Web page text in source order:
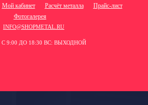
Мой кабинет Расчёт металла
Прайс-лист
Фотогалерея
INFO@SHOPMETAL.RU
С 9:00 ДО 18:30 ВС: ВЫХОДНОЙ